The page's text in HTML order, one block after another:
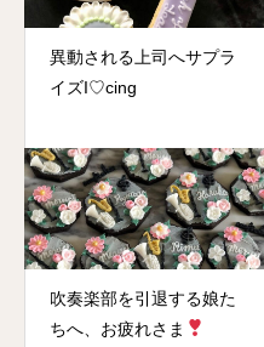
異動される上司へサプラ
イズI♡cing
吹奏楽部を引退する娘た
ちへ、お疲れさま